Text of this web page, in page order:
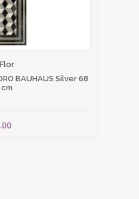
BAUHAUS Silver 68